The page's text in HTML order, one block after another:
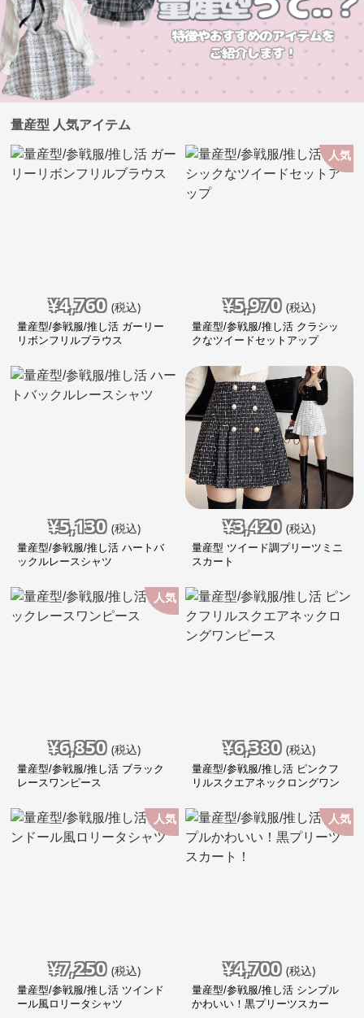
量産型 人気アイテム
¥4,760 (税込)
量産型/参戦服/推し活 ガーリー
リボンフリルブラウス
人気
¥5,970 (税込)
量産型/参戦服/推し活 クラシッ
クなツイードセットアップ
¥5,130 (税込)
量産型/参戦服/推し活 ハートバ
ックルレースシャツ
¥3,420 (税込)
量産型 ツイード調プリーツミニ
スカート
人気
¥6,850 (税込)
量産型/参戦服/推し活 ブラック
レースワンピース
¥6,380 (税込)
量産型/参戦服/推し活 ピンクフ
リルスクエアネックロングワン
人気
¥7,250 (税込)
量産型/参戦服/推し活 ツインド
ール風ロリータシャツ
人気
¥4,700 (税込)
量産型/参戦服/推し活 シンプル
かわいい！黒プリーツスカー